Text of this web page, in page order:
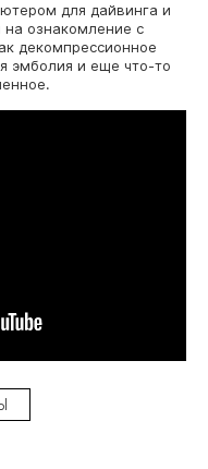
для дайвинга и
ознакомление с
декомпрессионное
эмболия и еще что-то